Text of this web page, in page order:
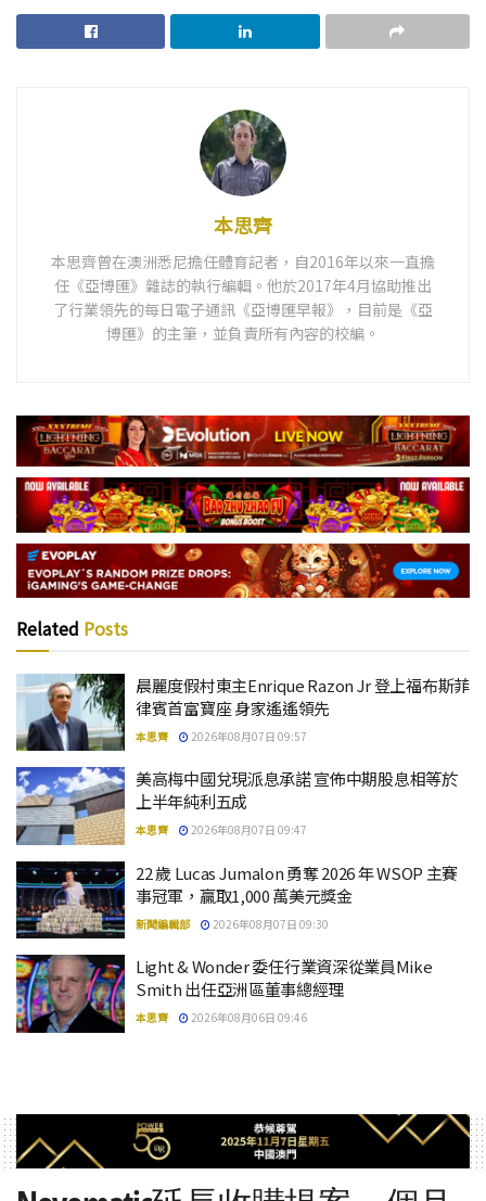
本思齊
本思齊曾在澳洲悉尼擔任體育記者，自2016年以來一直擔
任《亞博匯》雜誌的執行編輯。他於2017年4月協助推出
了行業領先的每日電子通訊《亞博匯早報》，目前是《亞
博匯》的主筆，並負責所有內容的校編。
Related Posts
晨麗度假村東主Enrique Razon Jr 登上福布斯菲
律賓首富寶座 身家遙遙領先
本思齊 2026年08月07日 09:57
美高梅中國兌現派息承諾 宣佈中期股息相等於
上半年純利五成
本思齊 2026年08月07日 09:47
22 歲 Lucas Jumalon 勇奪 2026 年 WSOP 主賽
事冠軍，贏取1,000 萬美元獎金
新聞編輯部 2026年08月07日 09:30
Light & Wonder 委任行業資深從業員Mike
Smith 出任亞洲區董事總經理
本思齊 2026年08月06日 09:46